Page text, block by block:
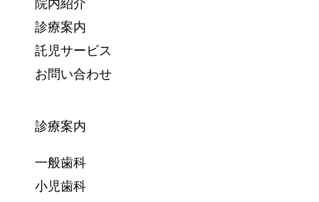
院内紹介
診療案内
託児サービス
お問い合わせ
診療案内
一般歯科
小児歯科